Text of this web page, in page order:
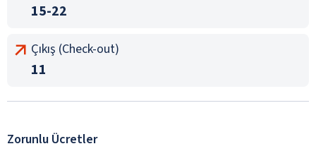
15-22
Çıkış (Check-out)
11
Zorunlu Ücretler